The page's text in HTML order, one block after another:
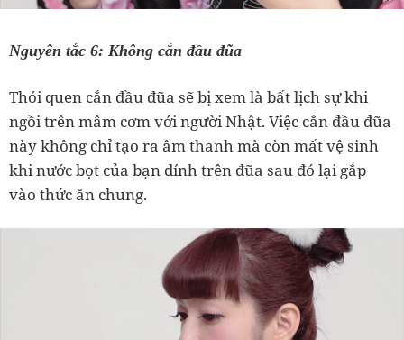
Nguyên tắc 6: Không cắn đầu đũa
Thói quen cắn đầu đũa sẽ bị xem là bất lịch sự khi
ngồi trên mâm cơm với người Nhật. Việc cắn đầu đũa
này không chỉ tạo ra âm thanh mà còn mất vệ sinh
khi nước bọt của bạn dính trên đũa sau đó lại gắp
vào thức ăn chung.